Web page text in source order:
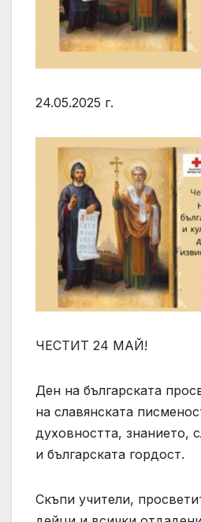
24.05.2025 г.
ЧЕСТИТ 24 МАЙ!
Ден на българската
на славянската
духовността, знанието,
и българската гордост.
Скъпи учители,